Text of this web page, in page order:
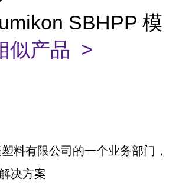
SBHPP 模
似产品 >
料有限公司的一个业务部门，
决方案